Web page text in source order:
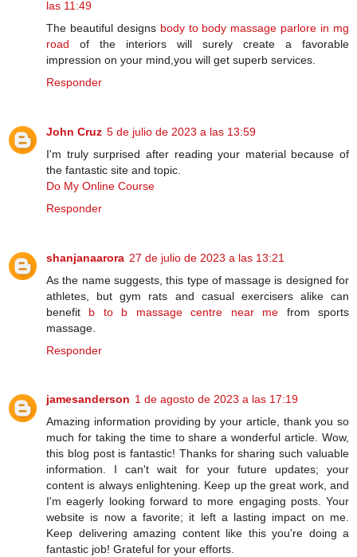
las 11:49
The beautiful designs body to body massage parlore in mg
road of the interiors will surely create a favorable
impression on your mind,you will get superb services.
Responder
John Cruz 5 de julio de 2023 a las 13:59
I'm truly surprised after reading your material because of
the fantastic site and topic.
Do My Online Course
Responder
shanjanaarora 27 de julio de 2023 a las 13:21
As the name suggests, this type of massage is designed for
athletes, but gym rats and casual exercisers alike can
benefit b to b massage centre near me from sports
massage.
Responder
jamesanderson 1 de agosto de 2023 a las 17:19
Amazing information providing by your article, thank you so
much for taking the time to share a wonderful article. Wow,
this blog post is fantastic! Thanks for sharing such valuable
information. I can't wait for your future updates; your
content is always enlightening. Keep up the great work, and
I'm eagerly looking forward to more engaging posts. Your
website is now a favorite; it left a lasting impact on me.
Keep delivering amazing content like this you're doing a
fantastic job! Grateful for your efforts.